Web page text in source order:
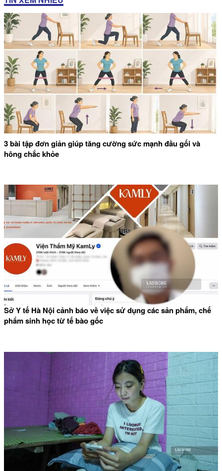
3 bài tập đơn giản giúp tăng cường sức mạnh đầu gối và
hông chắc khỏe
Sở Y tế Hà Nội cảnh báo về việc sử dụng các sản phẩm, chế
phẩm sinh học từ tế bào gốc